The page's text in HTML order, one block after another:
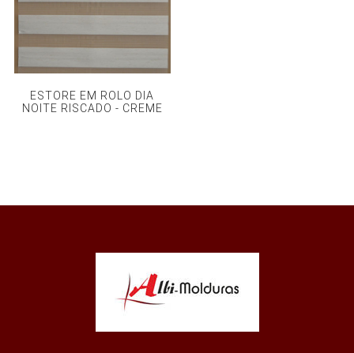
ESTORE EM ROLO DIA
NOITE RISCADO - CREME